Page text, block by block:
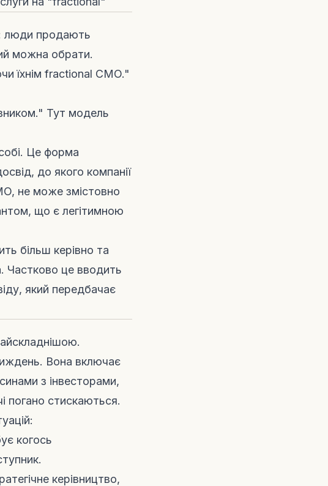
люди продають
можна обрати.
їхнім fractional CMO."
Тут модель
Це форма
до якого компанії
не може змістовно
що є легітимною
більш керівно та
Частково це вводить
який передбачає
Вона включає
з інвесторами,
погано стискаються.
когось
керівництво,